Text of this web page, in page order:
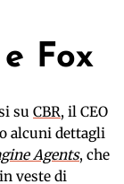
Fox
su CBR, il CEO
alcuni dettagli
Agents, che
in veste di